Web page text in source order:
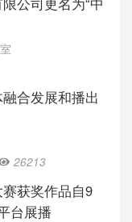
合发展和播出
26213
赛获奖作品自9
台展播